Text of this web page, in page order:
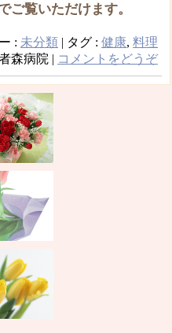
ご覧いただけます。
: 未分類 | タグ : 健康, 料理
森病院 | コメントをどうぞ